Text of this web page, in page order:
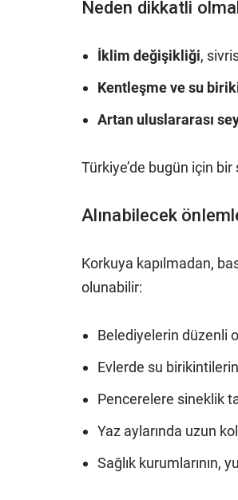
Neden dikkatli
İklim değişikliği,
Kentleşme ve su
Artan uluslararası
Türkiye’de bugün için
Alınabilecek
Korkuya kapılmadan,
olunabilir:
Belediyelerin düzenli
Evlerde su
Pencerelere sineklik
Yaz aylarında uzun
Sağlık kurumlarının,